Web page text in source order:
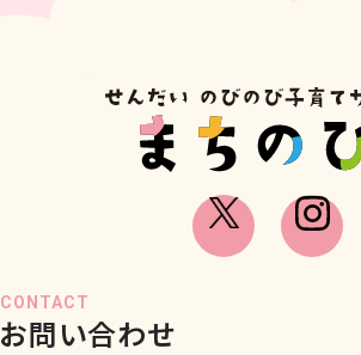
CONTACT
お問い合わせ